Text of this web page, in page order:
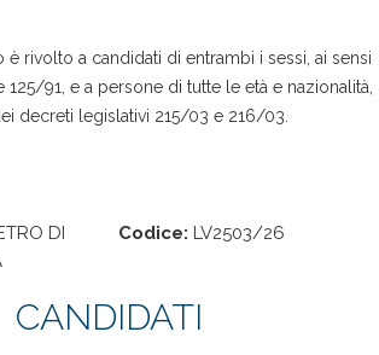
è rivolto a candidati di entrambi i sessi, ai sensi
91, e a persone di tutte le età e nazionalità,
decreti legislativi 215/03 e 216/03.
DI
Codice: LV2503/26
CANDIDATI